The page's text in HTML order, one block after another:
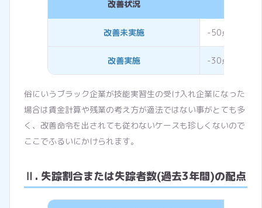
改善状況
改善未実施 -50点
改善実施 -30点
俗にいうブラック企業が技能実習生の受け入れ企業になった
場合は賃金計算や残業の考え方が適法ではない事がとても多
く、改善命令を出されても従わないケースも珍しくないので
ここでふるいにかけられます。
Ⅱ. 失踪割合または失踪者数(過去3年間)の配点